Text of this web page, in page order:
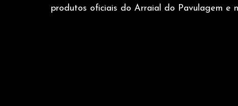
produtos oficiais do Arraial do Pavulagem e